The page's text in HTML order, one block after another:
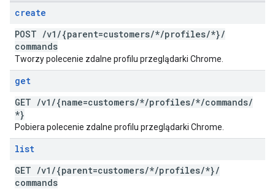
create
POST /v1 /{parent=customers/*/profiles/*}/
commands
Tworzy polecenie zdalne profilu przeglądarki Chrome.
get
GET /v1 /{name=customers/*/profiles/*/commands/
*}
Pobiera polecenie zdalne profilu przeglądarki Chrome.
list
GET /v1 /{parent=customers/*/profiles/*}/
commands